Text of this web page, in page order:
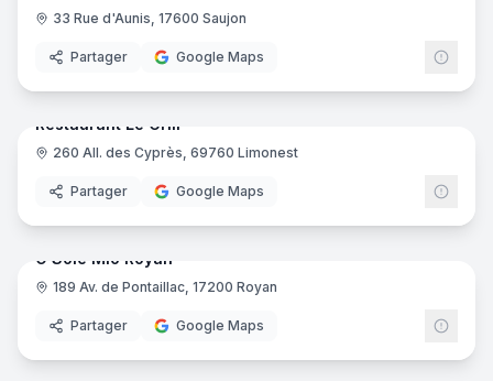
33 Rue d'Aunis, 17600 Saujon
Partager Google Maps
Restaurant Le Grill
260 All. des Cyprès, 69760 Limonest
Partager Google Maps
10
O Sole Mio Royan
189 Av. de Pontaillac, 17200 Royan
Partager Google Maps